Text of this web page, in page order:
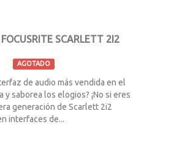
SCARLETT 2I2
AGOTADO
de audio más vendida en el
y saborea los elogios? ¡No si eres
generación de Scarlett 2i2
interfaces de...